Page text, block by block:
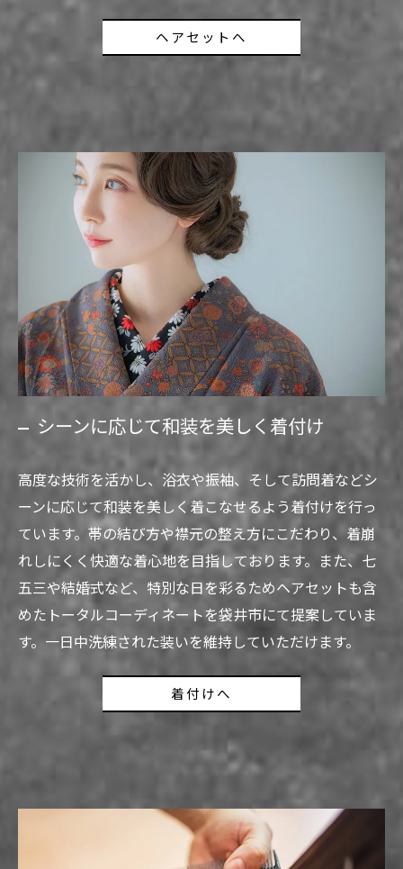
ヘアセットへ
シーンに応じて和装を美しく着付け
高度な技術を活かし、浴衣や振袖、そして訪問着などシ
ーンに応じて和装を美しく着こなせるよう着付けを行っ
ています。帯の結び方や襟元の整え方にこだわり、着崩
れしにくく快適な着心地を目指しております。また、七
五三や結婚式など、特別な日を彩るためヘアセットも含
めたトータルコーディネートを袋井市にて提案していま
す。一日中洗練された装いを維持していただけます。
着付けへ